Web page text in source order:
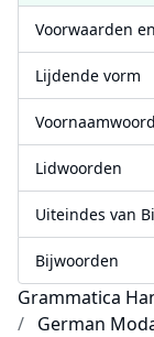
Grammatica
German
Voorwaarden
Lijdende vorm
Lidwoorden
Uiteindes van
Bijwoorden